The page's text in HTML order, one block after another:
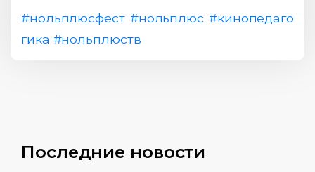
#нольплюсфест #нольплюс #кинопедаго
гика #нольплюств
Последние новости